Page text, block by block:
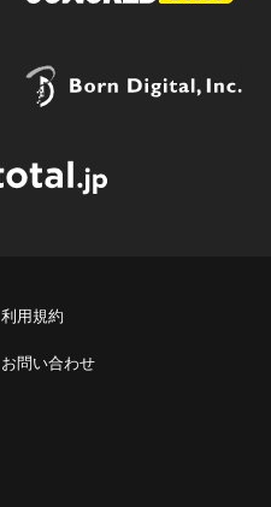
利用規約
お問い合わせ